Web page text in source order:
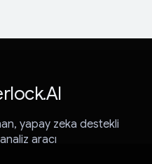
yapay zeka destekli
aracı